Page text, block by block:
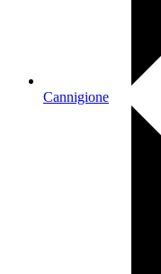
Cannigione